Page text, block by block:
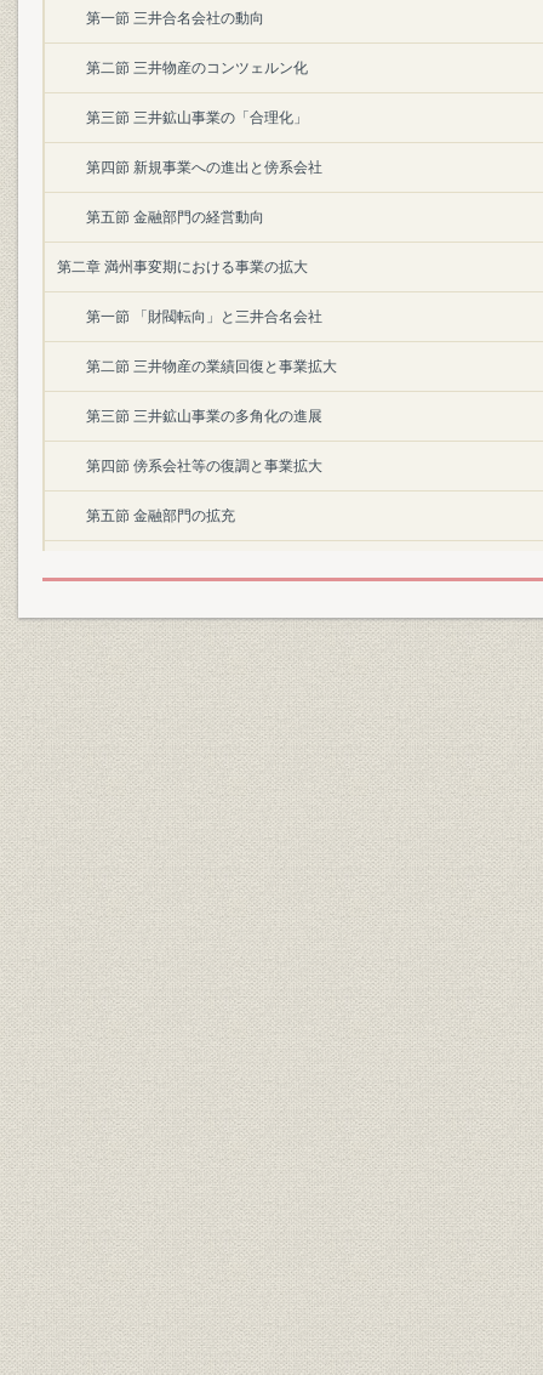
第一節 三井合名会社の動向
第二節 三井物産のコンツェルン化
第三節 三井鉱山事業の「合理化」
第四節 新規事業への進出と傍系会社
第五節 金融部門の経営動向
第二章 満州事変期における事業の拡大
第一節 「財閥転向」と三井合名会社
第二節 三井物産の業績回復と事業拡大
第三節 三井鉱山事業の多角化の進展
第四節 傍系会社等の復調と事業拡大
第五節 金融部門の拡充
第一節 直系会社傘下「時局産業」の拡充
第二節 三井物産の急膨張と変容
第三節 三井鉱山事業の急拡大と制約
第四節 戦時需要の急増と傍系会社
第五節 金融部門の拡大と限界
第六節 資金需要の著増と三井合名会社体制の破綻
三井財閥傘下主要会社の会計年度一覧
三井事業略年表
索引
執筆 春日豊
詳細表目次
第一章
第二章
第三章
詳細図目次
詳細写真目次